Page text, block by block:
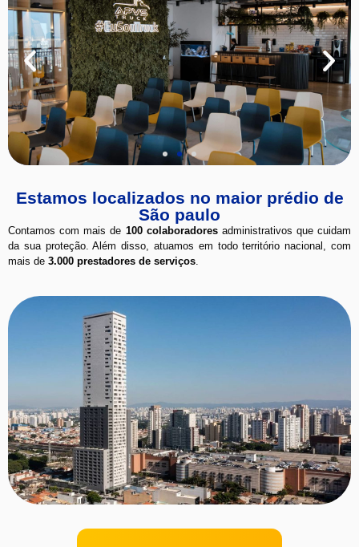
Estamos localizados no maior prédio de
São paulo
Contamos com mais de 100 colaboradoresadministrativos que cuidam
da sua proteção. Além disso, atuamos em todo território nacional, com
mais de 3.000 prestadores de serviços.